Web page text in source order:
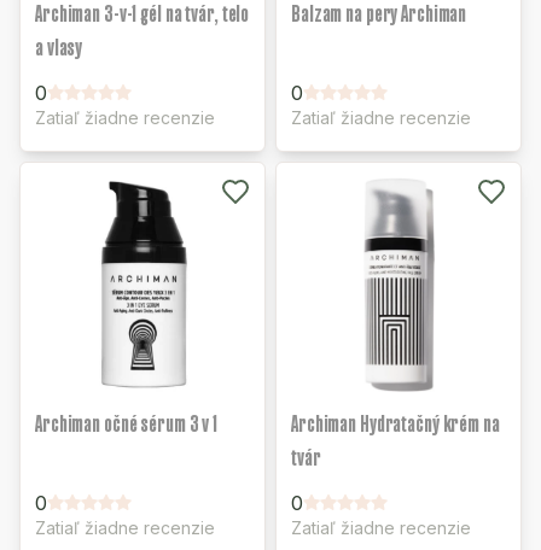
Archiman 3-v-1 gél na tvár, telo
a vlasy
0
Zatiaľ žiadne recenzie
Balzam na pery Archiman
0
Zatiaľ žiadne recenzie
Archiman očné sérum 3 v 1
0
Zatiaľ žiadne recenzie
Archiman Hydratačný krém na
tvár
0
Zatiaľ žiadne recenzie